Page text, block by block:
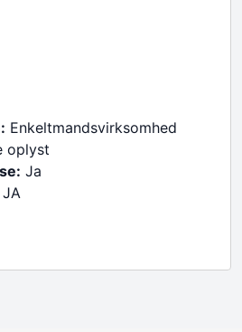
Enkeltmandsvirksomhed
oplyst
Ja
JA